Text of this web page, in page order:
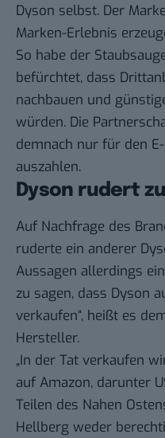
Dyson selbst. Der
Marken-Erlebnis
So habe der
befürchtet, dass
nachbauen und
würden. Die
demnach nur für den
auszahlen.
Dyson rudert
Auf Nachfrage des
ruderte ein anderer
Aussagen allerdings
zu sagen, dass Dyson
verkaufen“, heißt es
Hersteller.
„In der Tat verkaufen
auf Amazon, darunter
Teilen des Nahen
Hellberg weder